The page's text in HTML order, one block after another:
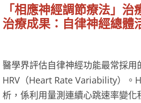
「相應神經調節療法」治
治療成果：自律神經總體
醫學界評估自律神經功能最常採用
HRV（Heart Rate Variability）。
析，係利用量測連續心跳速率變化